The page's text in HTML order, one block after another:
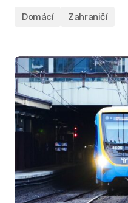
Domácí Zahraničí